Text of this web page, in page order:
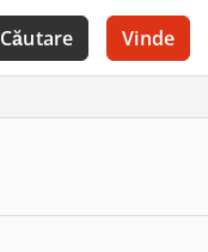
Căutare Vinde